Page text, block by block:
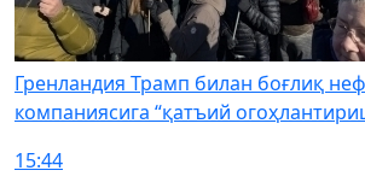
Гренландия Трамп билан боғлиқ
компаниясига “қатъий
15:44